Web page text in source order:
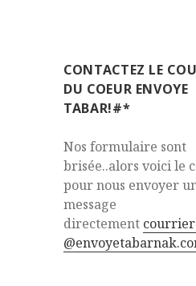
CONTACTEZ LE
DU COEUR ENVOYE
TABAR!#*
Nos formulaire sont
brisée..alors voici le
pour nous envoyer
message
directement